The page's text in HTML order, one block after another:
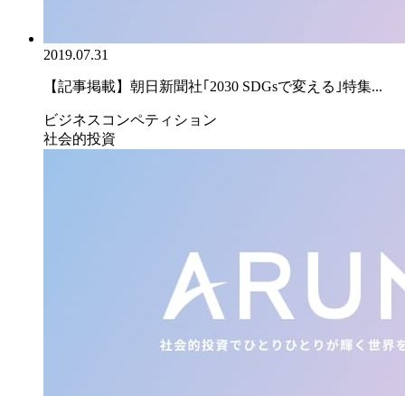
2019.07.31
【記事掲載】朝日新聞社｢2030 SDGsで変える｣特集...
ビジネスコンペティション
社会的投資